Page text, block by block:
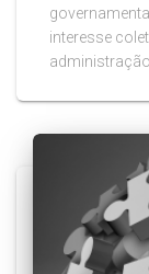
interesse
administração